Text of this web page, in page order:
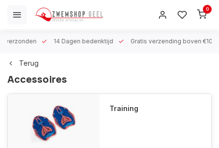
0
verzonden 14 Dagen bedenktijd Gratis verzending boven €100
Terug
Accessoires
Training